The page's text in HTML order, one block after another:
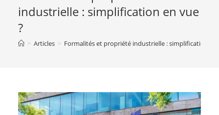
industrielle : simplification en vue
?
> Articles > Formalités et propriété industrielle : simplification en